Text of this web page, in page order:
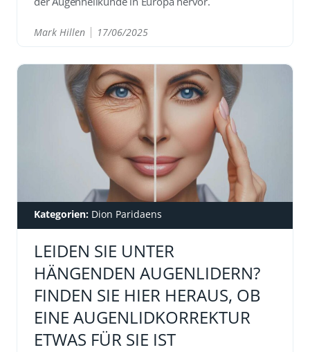
Mark Hillen 17/06/2025
Kategorien: Dion Paridaens
LEIDEN SIE UNTER
HÄNGENDEN AUGENLIDERN?
FINDEN SIE HIER HERAUS, OB
EINE AUGENLIDKORREKTUR
ETWAS FÜR SIE IST